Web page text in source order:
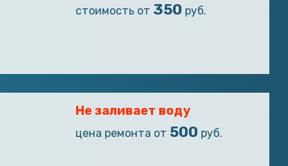
стоимость от 350 руб.
Не заливает воду
цена ремонта от 500 руб.